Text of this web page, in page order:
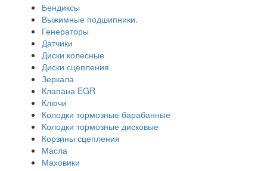
Бендиксы
Выжимные подшипники.
Генераторы
Датчики
Диски колесные
Диски сцепления
Зеркала
Клапана EGR
Ключи
Колодки тормозные барабанные
Колодки тормозные дисковые
Корзины сцепления
Масла
Маховики